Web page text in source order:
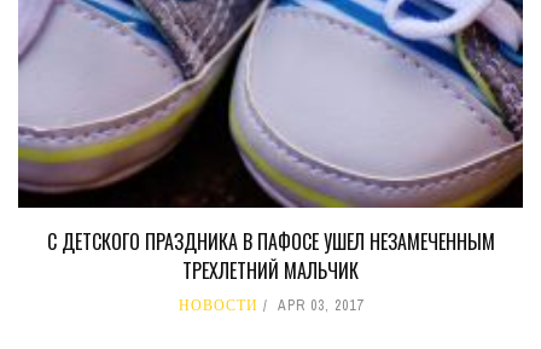
С ДЕТСКОГО ПРАЗДНИКА В ПАФОСЕ УШЕЛ НЕЗАМЕЧЕННЫМ
ТРЕХЛЕТНИЙ МАЛЬЧИК
НОВОСТИ APR 03, 2017